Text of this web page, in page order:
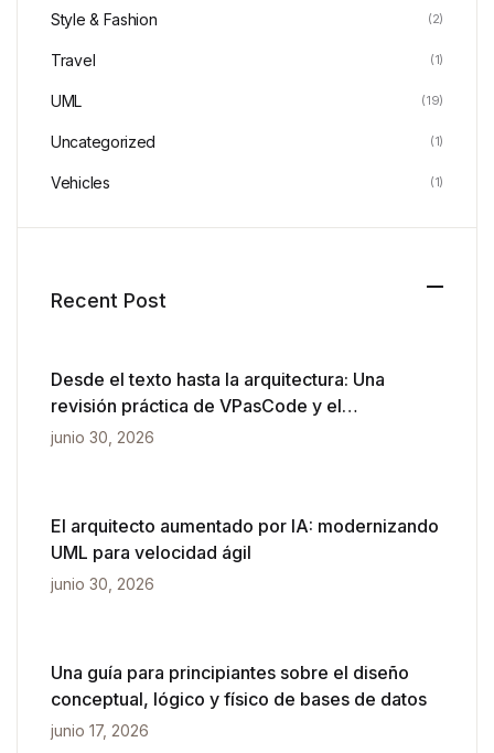
Style & Fashion (2)
Travel (1)
UML (19)
Uncategorized (1)
Vehicles (1)
Recent Post
Desde el texto hasta la arquitectura: Una
revisión práctica de VPasCode y el
diagramado impulsado por IA
junio 30, 2026
El arquitecto aumentado por IA: modernizando
UML para velocidad ágil
junio 30, 2026
Una guía para principiantes sobre el diseño
conceptual, lógico y físico de bases de datos
junio 17, 2026